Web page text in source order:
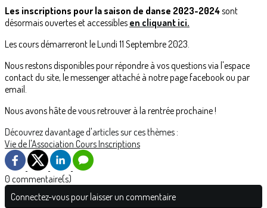
Les inscriptions pour la saison de danse 2023-2024sont
désormais ouvertes et accessibles en cliquant ici.
Les cours démarreront le Lundi 11 Septembre 2023.
Nous restons disponibles pour répondre à vos questions via l'espace
contact du site, le messenger attaché à notre page facebook ou par
email.
Nous avons hâte de vous retrouver à la rentrée prochaine !
Découvrez davantage d'articles sur ces thèmes :
Vie de l'Association CoursInscriptions
0 commentaire(s)
Connectez-vous pour laisser un commentaire